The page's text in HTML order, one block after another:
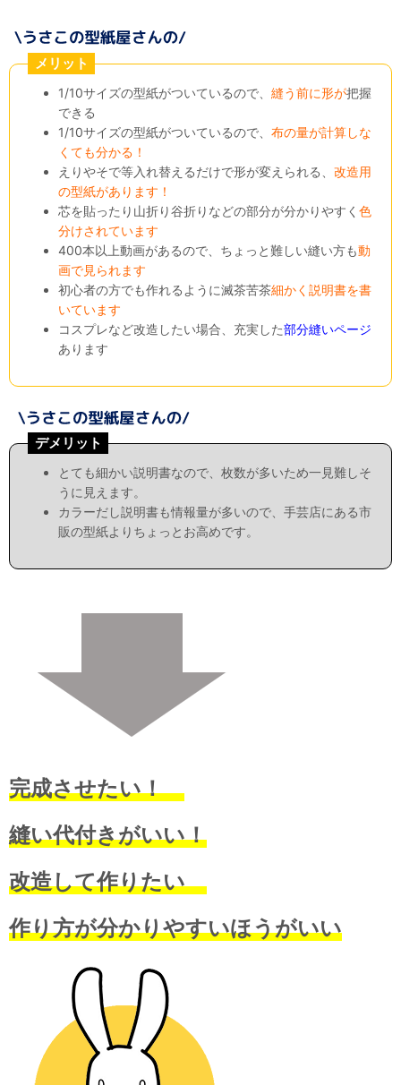
メリット
1/10サイズの型紙がついているので、縫う前に形が把握
できる
1/10サイズの型紙がついているので、布の量が計算しな
くても分かる！
えりやそで等入れ替えるだけで形が変えられる、改造用
の型紙があります！
芯を貼ったり山折り谷折りなどの部分が分かりやすく色
分けされています
400本以上動画があるので、ちょっと難しい縫い方も動
画で見られます
初心者の方でも作れるように滅茶苦茶細かく説明書を書
いています
コスプレなど改造したい場合、充実した部分縫いページ
あります
デメリット
とても細かい説明書なので、枚数が多いため一見難しそ
うに見えます。
カラーだし説明書も情報量が多いので、手芸店にある市
販の型紙よりちょっとお高めです。
完成させたい！
縫い代付きがいい！
改造して作りたい
作り方が分かりやすいほうがいい